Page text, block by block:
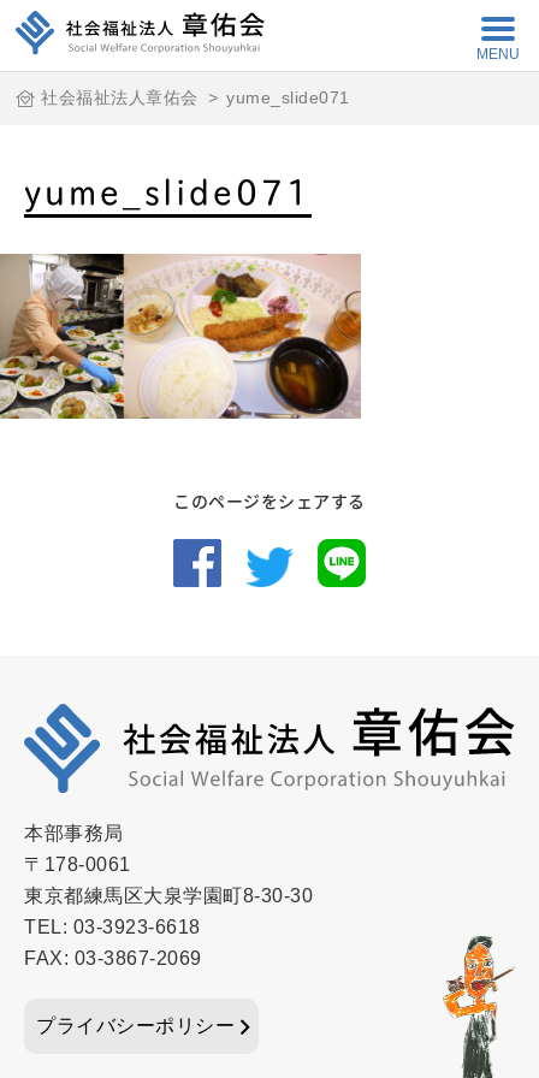
MENU
社会福祉法人章佑会 > yume_slide071
yume_slide071
このページをシェアする
本部事務局
〒178-0061
東京都練馬区大泉学園町8-30-30
TEL: 03-3923-6618
FAX: 03-3867-2069
プライバシーポリシー